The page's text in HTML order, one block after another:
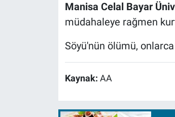
Manisa Celal Bayar
müdahaleye rağmen
Söyü'nün ölümü, onlarca
Kaynak: AA